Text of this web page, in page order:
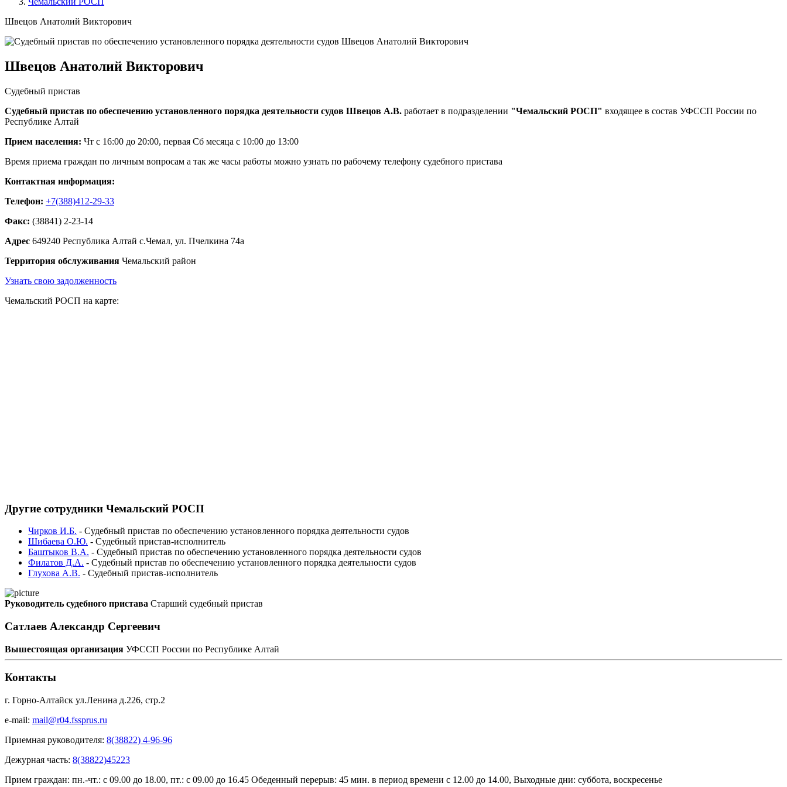
Швецов Анатолий Викторович
Швецов Анатолий Викторович
Судебный пристав
Судебный пристав по обеспечению установленного порядка деятельности судов Швецов А.В. работает в подразделении "Чемальский РОСП" входящее в состав УФССП России по
Республике Алтай
Прием населения: Чт с 16:00 до 20:00, первая Сб месяца с 10:00 до 13:00
Время приема граждан по личным вопросам а так же часы работы можно узнать по рабочему телефону судебного пристава
Контактная информация:
Телефон: +7(388)412-29-33
Факс: (38841) 2-23-14
Адрес 649240 Республика Алтай с.Чемал, ул. Пчелкина 74а
Территория обслуживания Чемальский район
Узнать свою задолженность
Чемальский РОСП на карте:
Другие сотрудники Чемальский РОСП
Чирков И.Б. - Судебный пристав по обеспечению установленного порядка деятельности судов
Шибаева О.Ю. - Судебный пристав-исполнитель
Баштыков В.А. - Судебный пристав по обеспечению установленного порядка деятельности судов
Филатов Д.А. - Судебный пристав по обеспечению установленного порядка деятельности судов
Глухова А.В. - Судебный пристав-исполнитель
Руководитель судебного пристава Старший судебный пристав
Сатлаев Александр Сергеевич
Вышестоящая организация УФССП России по Республике Алтай
Контакты
г. Горно-Алтайск ул.Ленина д.226, стр.2
e-mail: mail@r04.fssprus.ru
Приемная руководителя: 8(38822) 4-96-96
Дежурная часть: 8(38822)45223
Прием граждан: пн.-чт.: с 09.00 до 18.00, пт.: с 09.00 до 16.45 Обеденный перерыв: 45 мин. в период времени с 12.00 до 14.00, Выходные дни: суббота, воскресенье